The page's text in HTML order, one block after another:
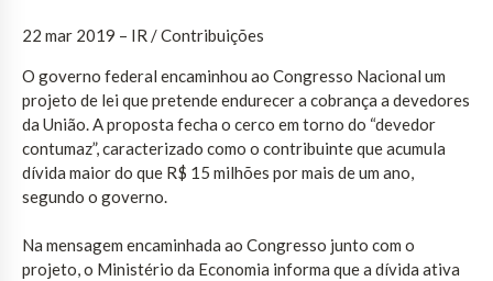
22 mar 2019 – IR / Contribuições
O governo federal encaminhou ao Congresso Nacional um
projeto de lei que pretende endurecer a cobrança a devedores
da União. A proposta fecha o cerco em torno do “devedor
contumaz”, caracterizado como o contribuinte que acumula
dívida maior do que R$ 15 milhões por mais de um ano,
segundo o governo.
Na mensagem encaminhada ao Congresso junto com o
projeto, o Ministério da Economia informa que a dívida ativa